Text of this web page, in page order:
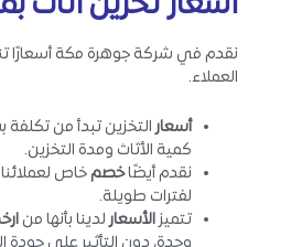
نقدم في شركة جوهرة مكة أسعارًا
العملاء.
أسعارالتخزين تبدأ من
كمية الأثاث ومدة التخزين.
نقدم أيضًاخصمخاص لعملائنا
لفترات طويلة.
تتميزالأسعارلدينا بأنها من